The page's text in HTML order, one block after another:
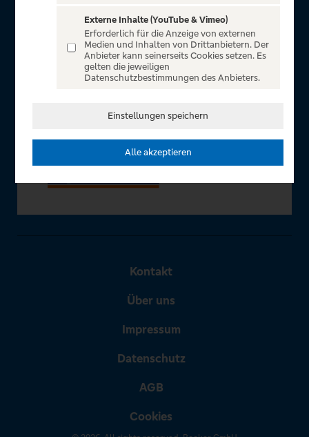
Service für alle Kunden der Sparda-Banken. Auf unserem
einzigartigen Portal finden Sie Tickets für atemberaubende
Konzerte, Musicals und Shows, die Fußball-Bundesliga sowie
die Champions League und die Europa League.
In Zusammenarbeit mit
Kontakt
Über uns
Impressum
Datenschutz
AGB
Cookies
Externe Inhalte (YouTube & Vimeo)
Erforderlich für die Anzeige von externen
Medien und Inhalten von Drittanbietern. Der
Anbieter kann seinerseits Cookies setzen. Es
gelten die jeweiligen
Datenschutzbestimmungen des Anbieters.
Einstellungen speichern
Alle akzeptieren